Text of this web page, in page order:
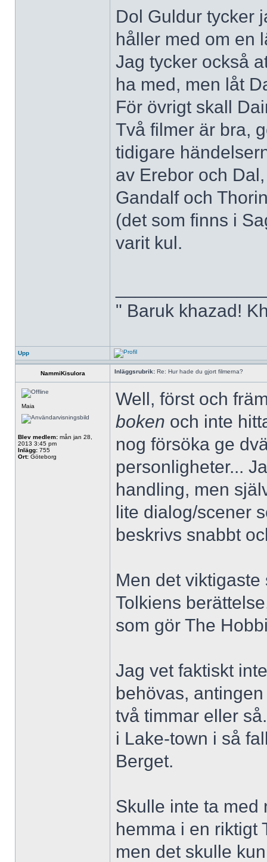
Dol Guldur tycker
håller med om en
Jag tycker också
ha med, men låt
För övrigt skall
Två filmer är bra,
tidigare
av Erebor och
Gandalf och
(det som finns i
varit kul.
" Baruk khazad!
Upp
NammiKisulora Inläggsrubrik: Re: Hur hade du gjort filmerna?
Maia
Blev medlem: mån jan 28,
2013 3:45 pm
Inlägg: 755
Ort: Göteborg
Well, först och
boken och inte
nog försöka ge
personligheter...
handling, men
lite dialog/scener
beskrivs snabbt
Men det
Tolkiens
som gör The
Jag vet faktiskt
behövas,
två timmar eller
i Lake-town i så
Berget.
Skulle inte ta med
hemma i en riktigt
men det skulle